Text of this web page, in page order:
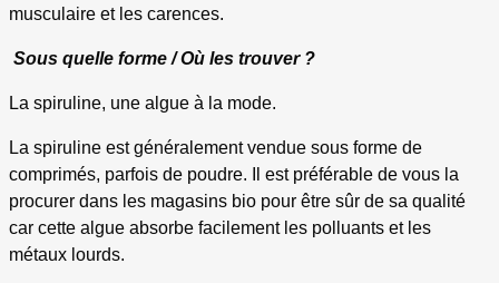
musculaire et les carences.
Sous quelle forme / Où les trouver ?
La spiruline, une algue à la mode.
La spiruline est généralement vendue sous forme de
comprimés, parfois de poudre. Il est préférable de vous la
procurer dans les magasins bio pour être sûr de sa qualité
car cette algue absorbe facilement les polluants et les
métaux lourds.